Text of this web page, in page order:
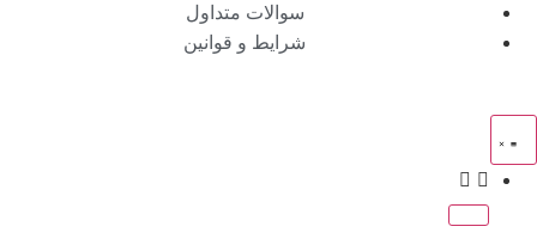
سوالات متداول
شرایط و قوانین